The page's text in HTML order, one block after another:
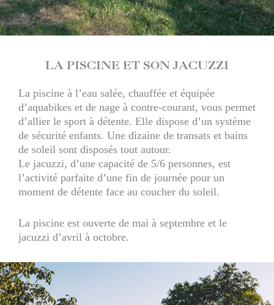
LA PISCINE ET SON JACUZZI
La piscine à l’eau salée, chauffée et équipée
d’aquabikes et de nage à contre-courant, vous permet
d’allier le sport à détente. Elle dispose d’un système
de sécurité enfants. Une dizaine de transats et bains
de soleil sont disposés tout autour.
Le jacuzzi, d’une capacité de 5/6 personnes, est
l’activité parfaite d’une fin de journée pour un
moment de détente face au coucher du soleil.
La piscine est ouverte de mai à septembre et le
jacuzzi d’avril à octobre.